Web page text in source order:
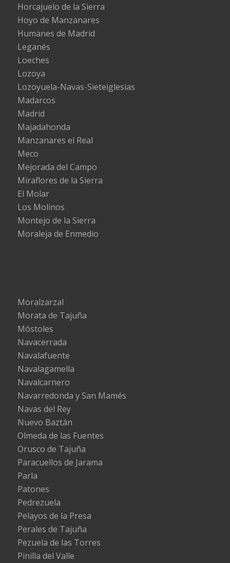
Horcajuelo de la Sierra
Hoyo de Manzanares
Humanes de Madrid
Leganés
Loeches
Lozoya
Lozoyuela-Navas-Sieteiglesias
Madarcos
Madrid
Majadahonda
Manzanares el Real
Meco
Mejorada del Campo
Miraflores de la Sierra
El Molar
Los Molinos
Montejo de la Sierra
Moraleja de Enmedio
Moralzarzal
Morata de Tajuña
Móstoles
Navacerrada
Navalafuente
Navalagamella
Navalcarnero
Navarredonda y San Mamés
Navas del Rey
Nuevo Baztán
Olmeda de las Fuentes
Orusco de Tajuña
Paracuellos de Jarama
Parla
Patones
Pedrezuela
Pelayos de la Presa
Perales de Tajuña
Pezuela de las Torres
Pinilla del Valle